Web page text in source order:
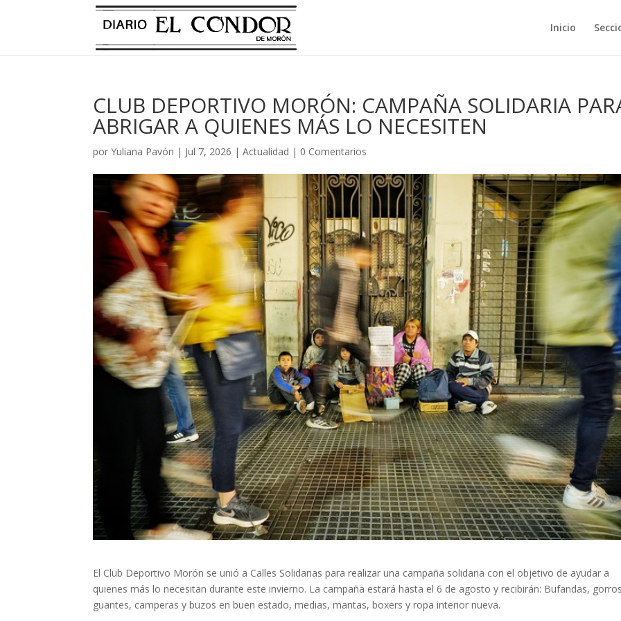
Inicio
CLUB DEPORTIVO MORÓN: CAMPAÑA SOLIDARIA
ABRIGAR A QUIENES MÁS LO NECESITEN
porYuliana Pavón | Jul 7, 2026 |Actualidad | 0 Comentarios
El Club Deportivo Morón se unió a Calles Solidarias para realizar una campaña solidaria con el objetivo de ayudar a
quienes más lo necesitan durante este invierno. La campaña estará hasta el 6 de agosto y recibirán: Bufandas,
guantes, camperas y buzos en buen estado, medias, mantas, boxers y ropa interior nueva.